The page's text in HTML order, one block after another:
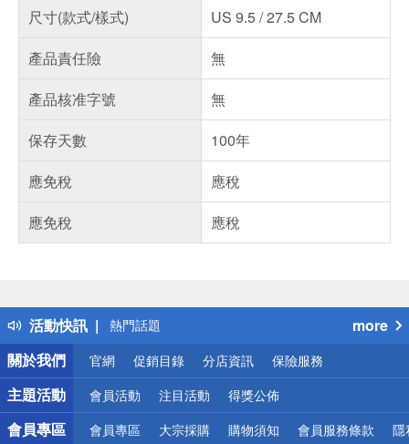
尺寸(款式/樣式)
US 9.5 / 27.5 CM
產品責任險
無
產品核准字號
無
保存天數
100年
應免稅
應稅
應免稅
應稅
活動快訊
得獎公告
熱門話題
銀行優惠
偏遠地區配送
詐騙網頁！請小心！
more
關於我們
官網 促銷目錄 分店資訊 保險服務
主題活動 會員活動 注目活動 得獎公佈
會員專區 會員專區 大宗採購 購物須知 會員服務條款 隱